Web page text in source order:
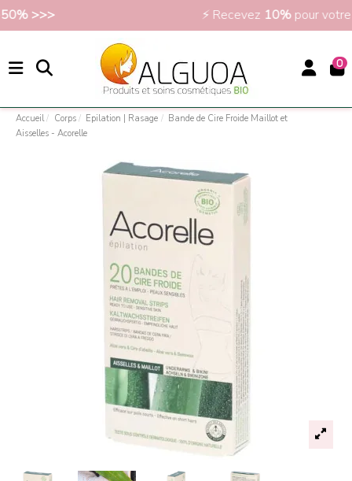
Soldes jusqu'à -50% >>>
0
Accueil Corps Epilation | Rasage
Bande de Cire Froide Maillot et
Aisselles - Acorelle